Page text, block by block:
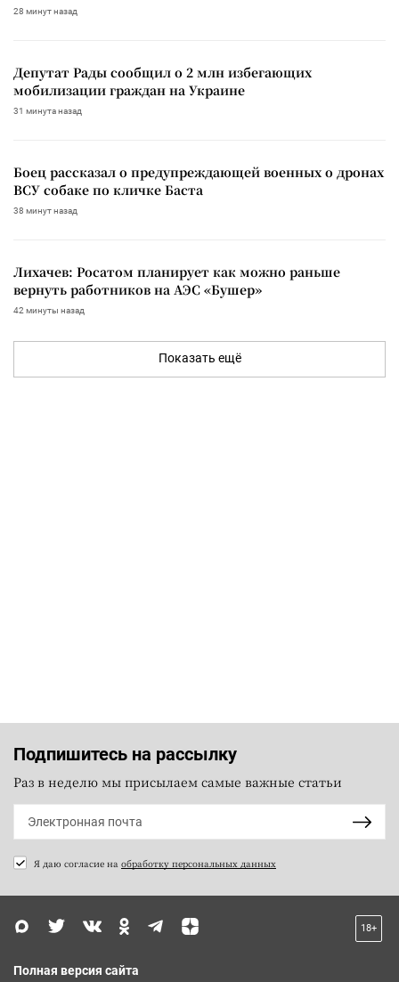
28 минут назад
Депутат Рады сообщил о 2 млн избегающих
мобилизации граждан на Украине
31 минута назад
Боец рассказал о предупреждающей военных о дронах
ВСУ собаке по кличке Баста
38 минут назад
Лихачев: Росатом планирует как можно раньше
вернуть работников на АЭС «Бушер»
42 минуты назад
Показать ещё
Подпишитесь на рассылку
Раз в неделю мы присылаем самые важные статьи
Я даю согласие на обработку персональных данных
18+
Полная версия сайта